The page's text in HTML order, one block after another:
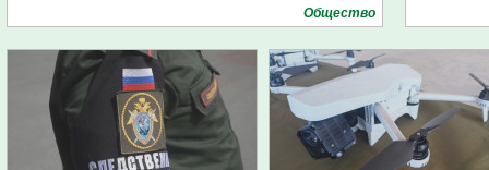
Общество